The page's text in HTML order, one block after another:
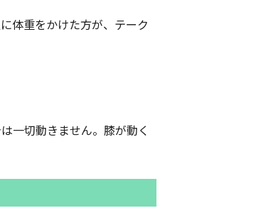
体重をかけた方が、テーク
一切動きません。膝が動く